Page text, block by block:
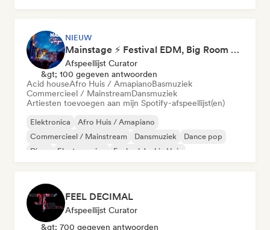
NIEUW
Mainstage ⚡ Festival EDM, Big Room & House Anthems
Afspeellijst Curator
&gt; 100 gegeven antwoorden
Acid houseAfro Huis / AmapianoBasmuziek
Commercieel / MainstreamDansmuziek
Artiesten toevoegen aan mijn Spotify-afspeellijst(en)
Elektronica
Afro Huis / Amapiano
Commercieel / Mainstream
Dansmuziek
Dance pop
Disco
Electro swing Funky / Jackin Huis
FEEL DECIMAL
Afspeellijst Curator
&gt; 700 gegeven antwoorden